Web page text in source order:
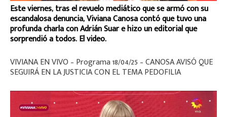
Este viernes, tras el revuelo mediático que se armó con su
escandalosa denuncia, Viviana Canosa contó que tuvo una
profunda charla con Adrián Suar e hizo un editorial que
sorprendió a todos. El video.
VIVIANA EN VIVO – Programa 18/04/25 – CANOSA AVISÓ QUE
SEGUIRÁ EN LA JUSTICIA CON EL TEMA PEDOFILIA